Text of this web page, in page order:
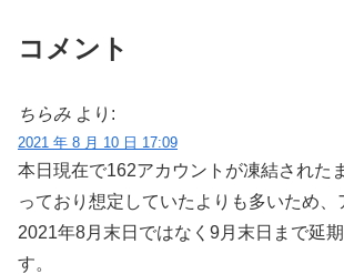
コメント
ちらみ より:
2021 年 8 月 10 日 17:09
本日現在で162アカウントが凍結された
っており想定していたよりも多いため、
2021年8月末日ではなく9月末日まで延
す。